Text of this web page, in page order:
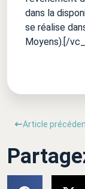
dans la
se réalise
Moyens). [/
Article